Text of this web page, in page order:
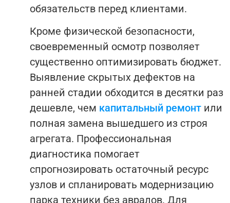
обязательств перед клиентами.
Кроме физической безопасности,
своевременный осмотр позволяет
существенно оптимизировать бюджет.
Выявление скрытых дефектов на
ранней стадии обходится в десятки раз
дешевле, чем капитальный ремонт или
полная замена вышедшего из строя
агрегата. Профессиональная
диагностика помогает
спрогнозировать остаточный ресурс
узлов и спланировать модернизацию
парка техники без авралов. Для